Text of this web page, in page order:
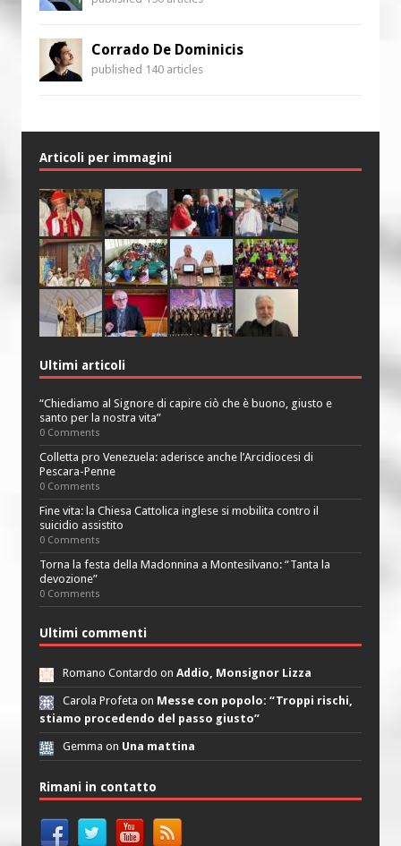
Corrado De Dominicis
published 140 articles
Articoli per immagini
Ultimi articoli
“Chiediamo al Signore di capire ciò che è buono, giusto e
santo per la nostra vita”
0 Comments
Colletta pro Venezuela: aderisce anche l’Arcidiocesi di
Pescara-Penne
0 Comments
Fine vita: la Chiesa Cattolica inglese si mobilita contro il
suicidio assistito
0 Comments
Torna la festa della Madonnina a Montesilvano: “Tanta la
devozione”
0 Comments
Ultimi commenti
Romano Contardo on Addio, Monsignor Lizza
Carola Profeta on Messe con popolo: “Troppi rischi,
stiamo procedendo del passo giusto”
Gemma on Una mattina
Rimani in contatto